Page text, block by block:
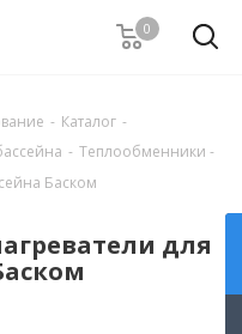
0
- Каталог -
- Теплообменники -
Баском
для